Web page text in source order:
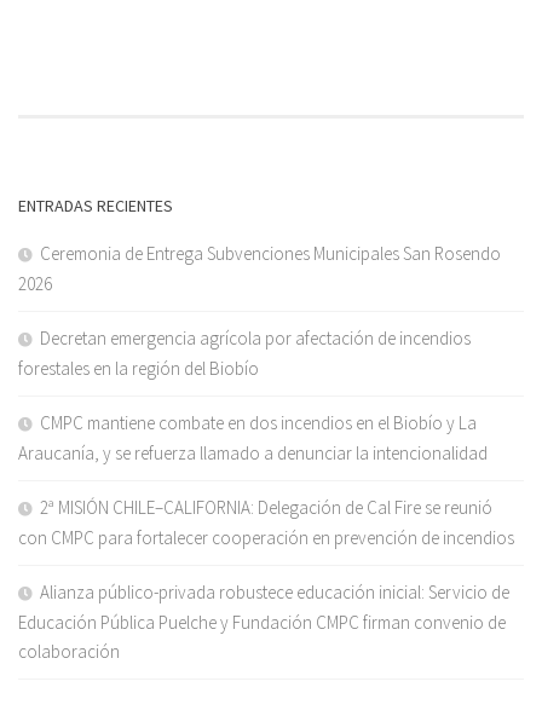
ENTRADAS RECIENTES
Ceremonia de Entrega Subvenciones Municipales San Rosendo
2026
Decretan emergencia agrícola por afectación de incendios
forestales en la región del Biobío
CMPC mantiene combate en dos incendios en el Biobío y La
Araucanía, y se refuerza llamado a denunciar la intencionalidad
2ª MISIÓN CHILE–CALIFORNIA: Delegación de Cal Fire se reunió
con CMPC para fortalecer cooperación en prevención de incendios
Alianza público-privada robustece educación inicial: Servicio de
Educación Pública Puelche y Fundación CMPC firman convenio de
colaboración